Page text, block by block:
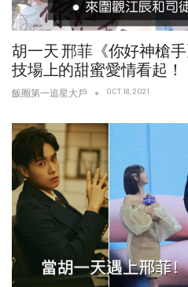
胡一天 邢菲《你好神槍
技場上的甜蜜愛情看起！
飯圈第一追星大戶 OCT 18, 2021